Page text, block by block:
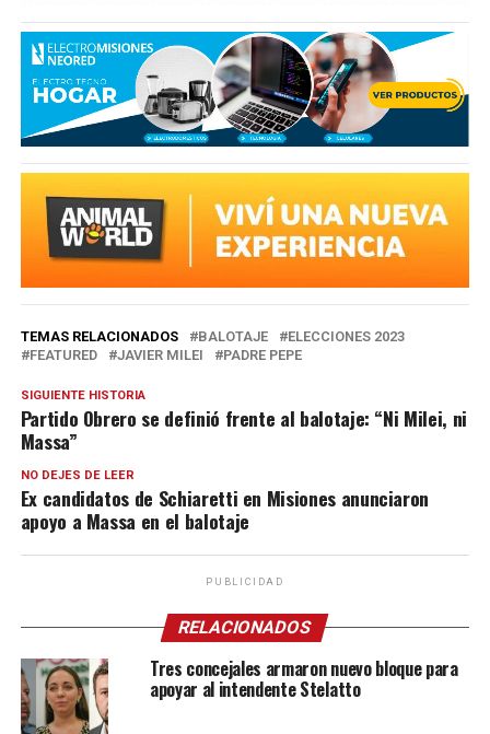
TEMAS RELACIONADOS BALOTAJE
ELECCIONES 2023
FEATURED
JAVIER MILEI PADRE PEPE
SIGUIENTE HISTORIA
Partido Obrero se definió frente al balotaje: “Ni Milei, ni
Massa”
NO DEJES DE LEER
Ex candidatos de Schiaretti en Misiones anunciaron
apoyo a Massa en el balotaje
PUBLICIDAD
RELACIONADOS
Tres concejales armaron nuevo bloque para
apoyar al intendente Stelatto